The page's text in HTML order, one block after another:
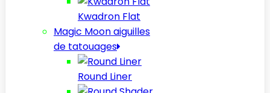
Kwadron Flat
Magic Moon aiguilles
de tatouages
Round Liner